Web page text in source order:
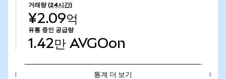
거래량 (24시간)
¥2.09억
유통 중인 공급량
1.42만 AVGOon
통계 더 보기